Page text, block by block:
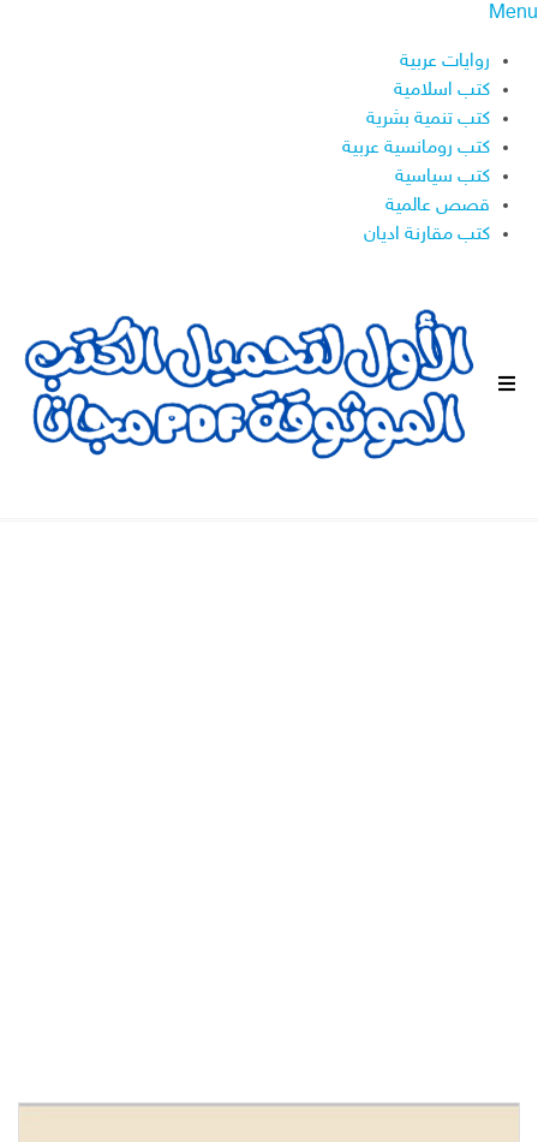
Menu
روايات عربية
كتب اسلامية
كتب تنمية بشرية
كتب رومانسية عربية
كتب سياسية
قصص عالمية
كتب مقارنة اديان
ا